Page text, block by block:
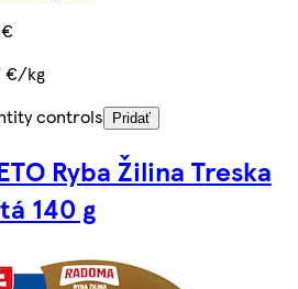
€/kg
controls
Pridať
Ryba Žilina Treska
140 g